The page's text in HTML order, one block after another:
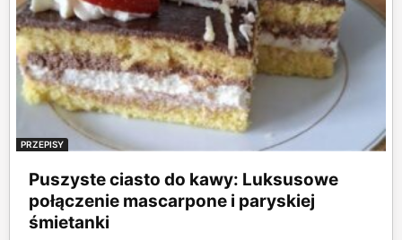
PRZEPISY
Puszyste ciasto do kawy: Luksusowe
połączenie mascarpone i paryskiej
śmietanki